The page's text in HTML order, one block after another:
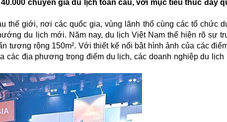
chuyên gia du lịch toàn cầu, với mục tiêu thúc đẩy
thế giới, nơi các quốc gia, vùng lãnh thổ cùng các tổ chức
du lịch mới. Năm nay, du lịch Việt Nam thể hiện rõ sự
tượng rộng 150m². Với thiết kế nổi bật hình ảnh của các
các địa phương trọng điểm du lịch, các doanh nghiệp du lịch